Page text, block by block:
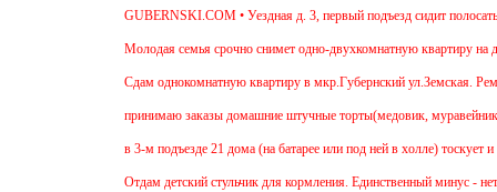
GUBERNSKI.COM • Уездная д. 3, первый подъезд сидит
Молодая семья срочно снимет одно-двухкомнатную квартиру на
Cдам однокомнатную квартиру в мкр.Губернский ул.Земская. Ремонт
принимаю заказы домашние штучные торты(медовик, муравейник,
в 3-м подъезде 21 дома (на батарее или под ней в холле) тоскует и
Отдам детский стульчик для кормления. Единственный минус - нет